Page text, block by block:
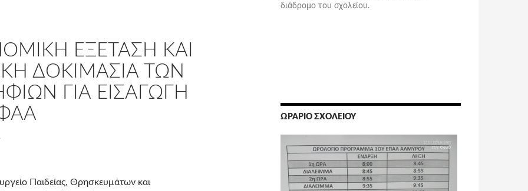
ΕΞΈΤΑΣΗ ΚΑΙ
ΔΟΚΙΜΑΣΊΑ ΤΩΝ
ΓΙΑ ΕΙΣΑΓΩΓΉ
Παιδείας, Θρησκευμάτων και
διάδρομο του σχολείου.
ΩΡΆΡΙΟ ΣΧΟΛΕΊΟΥ